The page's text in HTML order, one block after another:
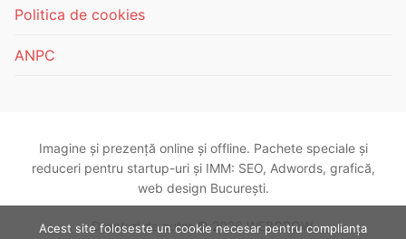
Politica de cookies
ANPC
Imagine și prezență online și offline. Pachete speciale și
reduceri pentru startup-uri și IMM: SEO, Adwords, grafică,
web design București.
Drepturi de autor © 2026 WEBGROW.
Acest site foloseste un cookie necesar pentru complianța